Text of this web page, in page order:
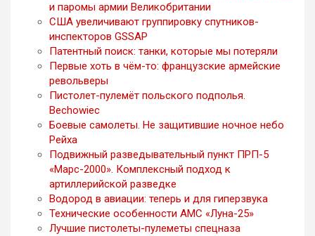
и паромы армии Великобритании
США увеличивают группировку спутников-
инспекторов GSSAP
Патентный поиск: танки, которые мы потеряли
Первые хоть в чём-то: французские армейские
револьверы
Пистолет-пулемёт польского подполья.
Bechowiec
Боевые самолеты. Не защитившие ночное небо
Рейха
Подвижный разведывательный пункт ПРП-5
«Марс-2000». Комплексный подход к
артиллерийской разведке
Водород в авиации: теперь и для гиперзвука
Технические особенности АМС «Луна-25»
Лучшие пистолеты-пулеметы спецназа